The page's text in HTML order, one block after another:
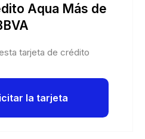
Aqua Más de
tarjeta de crédito
la tarjeta